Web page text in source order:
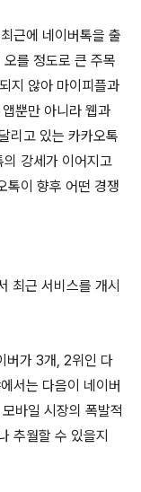
근에 네이버톡을 출
를 정도로 큰 주목
지 않아 마이피플과
뿐만 아니라 웹과
리고 있는 카카오톡
강세가 이어지고
톡이 향후 어떤 경쟁
최근 서비스를 개시
버가 3개, 2위인 다
서는 다음이 네이버
바일 시장의 폭발적
추월할 수 있을지